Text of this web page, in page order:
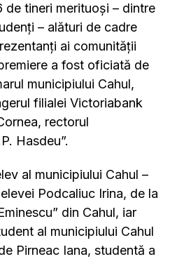
de tineri merituoși – dintre
– alături de cadre
ai comunității
a fost oficiată de
municipiului Cahul,
filialei Victoriabank
rectorul
Hasdeu”.
al municipiului Cahul –
Podcaliuc Irina, de la
din Cahul, iar
al municipiului Cahul
Pirneac Iana, studentă a